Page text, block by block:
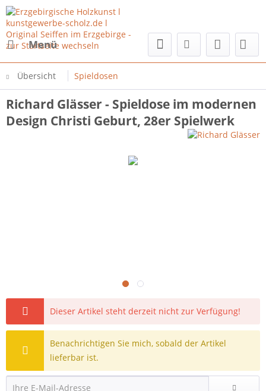
Menü
Übersicht Spieldosen
Richard Glässer - Spieldose im modernen
Design Christi Geburt, 28er Spielwerk
Dieser Artikel steht derzeit nicht zur Verfügung!
Benachrichtigen Sie mich, sobald der Artikel
lieferbar ist.